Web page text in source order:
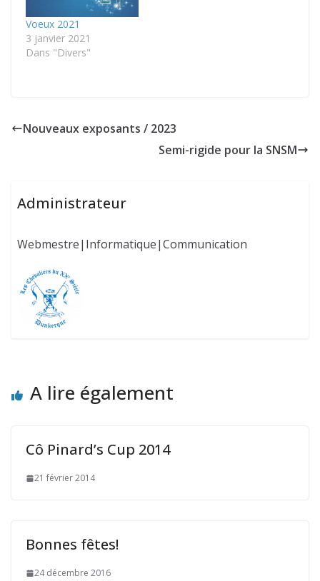
Voeux 2021
3 janvier 2021
Dans "Divers"
Nouveaux exposants / 2023
Semi-rigide pour la SNSM
Administrateur
Webmestre|Informatique|Communication
A lire également
Cô Pinard’s Cup 2014
21 février 2014
Bonnes fêtes!
24 décembre 2016